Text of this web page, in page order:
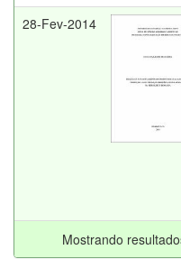
28-Fev-2014
Mostrando